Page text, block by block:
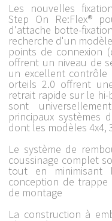
Les nouvelles
Step On Re:Flex®
d'attache botte-
recherche d'un
points de connexion
offrent un niveau de
un excellent contrôle
orteils 2.0 offrent
retrait rapide sur le
sont
principaux systèmes
dont les modèles 4x4,
Le système de
coussinage complet
tout en minimisant
conception de trappe
de montage
La construction à